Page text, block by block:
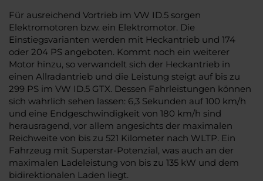
Für ausreichend Vortrieb im VW ID.5 sorgen
Elektromotoren bzw. ein Elektromotor. Die
Einstiegsvarianten werden mit Heckantrieb und 174
oder 204 PS angeboten. Kommt noch ein weiterer
Motor hinzu, so verwandelt sich der Heckantrieb in
einen Allradantrieb und die Leistung steigt auf bis zu
299 PS im VW ID.5 GTX. Dessen Fahrleistungen können
sich wahrlich sehen lassen: 6,3 Sekunden auf 100 km/h
und eine Endgeschwindigkeit von 180 km/h sind
herausragend, vor allem angesichts der maximalen
Reichweite von bis zu 521 Kilometer nach WLTP. Ein
Fahrzeug mit Superstar-Potenzial, was auch an der
maximalen Ladeleistung von bis zu 135 kW und dem
bidirektionalen Laden liegt.